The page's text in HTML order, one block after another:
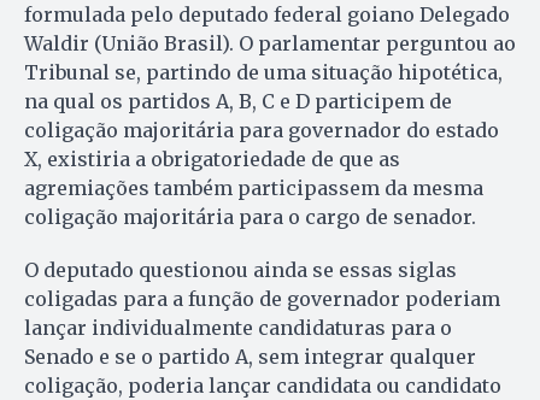
formulada pelo deputado federal goiano Delegado
Waldir (União Brasil). O parlamentar perguntou ao
Tribunal se, partindo de uma situação hipotética,
na qual os partidos A, B, C e D participem de
coligação majoritária para governador do estado
X, existiria a obrigatoriedade de que as
agremiações também participassem da mesma
coligação majoritária para o cargo de senador.
O deputado questionou ainda se essas siglas
coligadas para a função de governador poderiam
lançar individualmente candidaturas para o
Senado e se o partido A, sem integrar qualquer
coligação, poderia lançar candidata ou candidato